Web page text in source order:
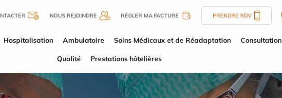
NOUS REJOINDRE RÉGLER MA FACTURE PRENDRE RDV
Hospitalisation Ambulatoire Soins Médicaux et de Réadaptation Consultation
Qualité Prestations hôtelières